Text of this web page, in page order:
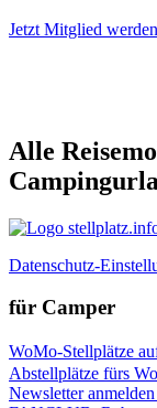
Jetzt Mitglied
Alle
Datenschutz-
für Camper
WoMo-Stellplätze
Abstellplätze fürs
Newsletter anmelden